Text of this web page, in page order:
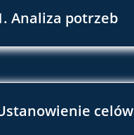
Analiza potrzeb
celów